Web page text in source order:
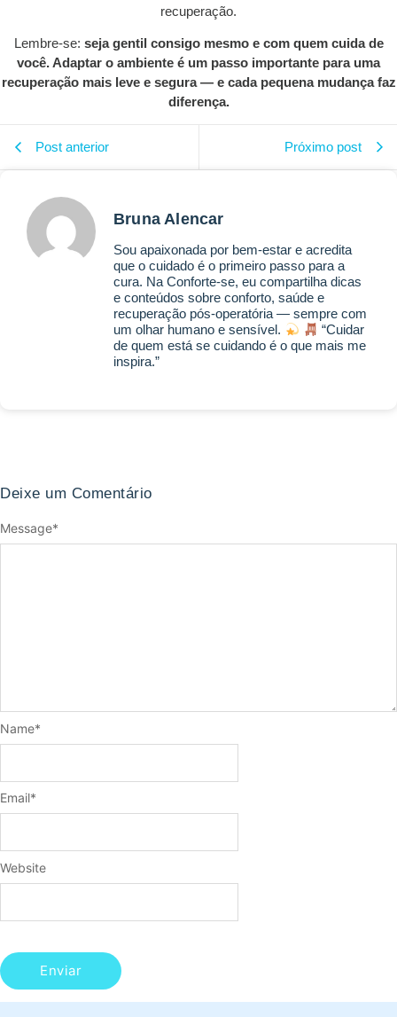
recuperação.
Lembre-se: seja gentil consigo mesmo e com quem cuida de
você. Adaptar o ambiente é um passo importante para uma
recuperação mais leve e segura — e cada pequena mudança faz
diferença.
Post anterior Próximo post
Bruna Alencar
Sou apaixonada por bem-estar e acredita
que o cuidado é o primeiro passo para a
cura. Na Conforte-se, eu compartilha dicas
e conteúdos sobre conforto, saúde e
recuperação pós-operatória — sempre com
um olhar humano e sensível.
“Cuidar
de quem está se cuidando é o que mais me
inspira.”
Deixe um Comentário
Message*
Name*
Email*
Website